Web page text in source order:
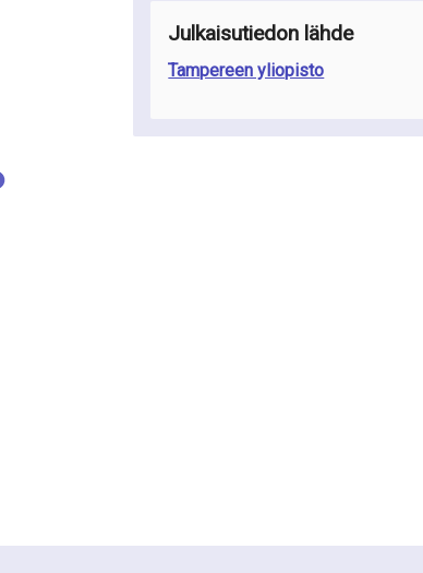
Julkaisutiedon lähde
Tampereen yliopisto